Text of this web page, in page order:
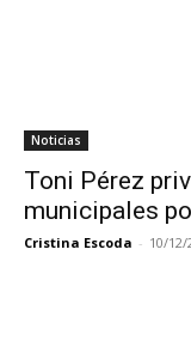
Noticias
Toni Pérez
municipales
Cristina Escoda - 10/12/